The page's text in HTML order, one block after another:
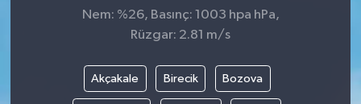
Nem: %26, Basınç: 1003 hpa hPa,
Rüzgar: 2.81 m/s
Akçakale Birecik Bozova